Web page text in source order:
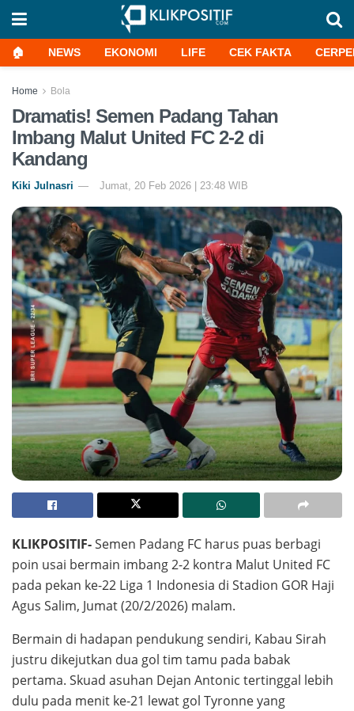
🏠 NEWS EKONOMI LIFE CEK FAKTA
Home Bola
Dramatis! Semen Padang Tahan
Imbang Malut United FC 2-2 di
Kandang
Kiki Julnasri Jumat, 20 Feb 2026 | 23:48 WIB
KLIKPOSITIF-Semen Padang FC harus puas berbagi
poin usai bermain imbang 2-2 kontra Malut United FC
pada pekan ke-22 Liga 1 Indonesia di Stadion GOR Haji
Agus Salim, Jumat (20/2/2026) malam.
Bermain di hadapan pendukung sendiri, Kabau Sirah
justru dikejutkan dua gol tim tamu pada babak
pertama. Skuad asuhan Dejan Antonic tertinggal lebih
dulu pada menit ke-21 lewat gol Tyronne yang